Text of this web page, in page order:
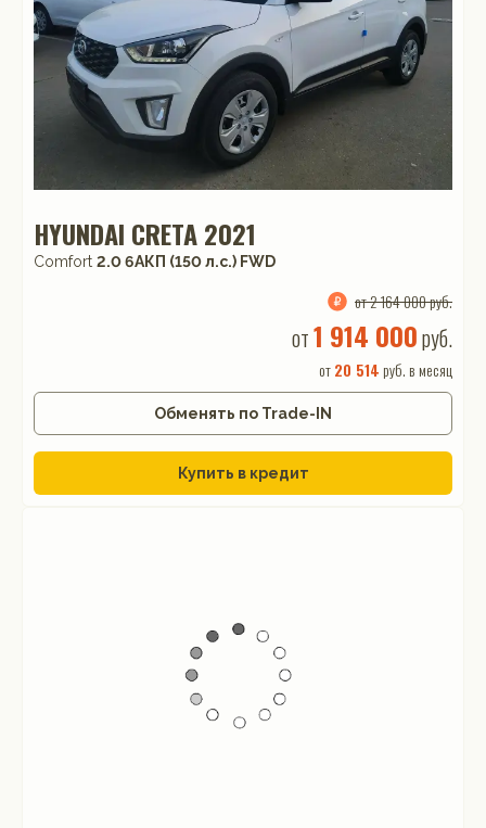
HYUNDAI CRETA 2021
Comfort 2.0 6AКП (150 л.с.) FWD
от 2 164 000 руб.
от1 914 000руб.
от20 514 руб. в месяц
Обменять по Trade-IN
Купить в кредит